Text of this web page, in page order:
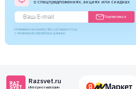
о спецпредложениях, акциях или скидках
Подписаться
Нажимая на кнопку Вы соглашаетесь
с политикой обработки данных
Razsvet.ru
Интернет-магазин